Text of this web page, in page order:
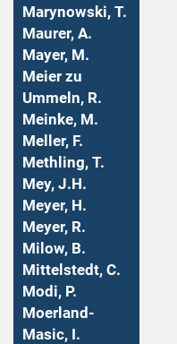
Marynowski, T.
Maurer, A.
Mayer, M.
Meier zu
Ummeln, R.
Meinke, M.
Meller, F.
Methling, T.
Mey, J.H.
Meyer, H.
Meyer, R.
Milow, B.
Mittelstedt, C.
Modi, P.
Moerland-
Masic, I.